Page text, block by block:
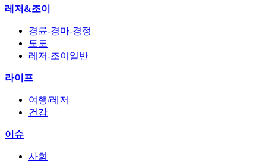
레저&조이
경륜-경마-경정
토토
레저-조이일반
라이프
여행/레저
건강
이슈
사회